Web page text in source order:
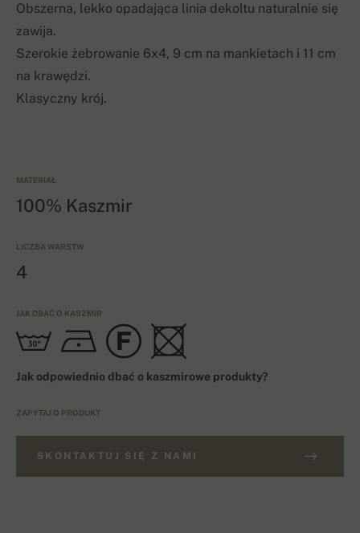
Obszerna, lekko opadająca linia dekoltu naturalnie się
zawija.
Szerokie żebrowanie 6x4, 9 cm na mankietach i 11 cm
na krawędzi.
Klasyczny krój.
MATERIAŁ
100% Kaszmir
LICZBA WARSTW
4
JAK DBAĆ O KASZMIR
Jak odpowiednio dbać o kaszmirowe produkty?
ZAPYTAJ O PRODUKT
SKONTAKTUJ SIĘ Z NAMI